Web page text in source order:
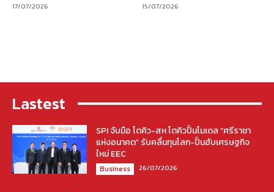
17/07/2026 15/07/2026
Lastest
SPI จับมือ โตคิว-สห โตคิวปั้นโมเดล “ศรีราชา
แห่งอนาคต” รับคลื่นทุนโลก-ปั้นฮับเศรษฐกิจ
ใหม่ EEC
Business 26/07/2026